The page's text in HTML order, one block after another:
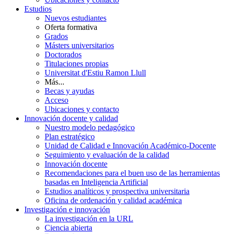
Estudios
Nuevos estudiantes
Oferta formativa
Grados
Másters universitarios
Doctorados
Titulaciones propias
Universitat d'Estiu Ramon Llull
Más...
Becas y ayudas
Acceso
Ubicaciones y contacto
Innovación docente y calidad
Nuestro modelo pedagógico
Plan estratégico
Unidad de Calidad e Innovación Académico-Docente
Seguimiento y evaluación de la calidad
Innovación docente
Recomendaciones para el buen uso de las herramientas
basadas en Inteligencia Artificial
Estudios analíticos y prospectiva universitaria
Oficina de ordenación y calidad académica
Investigación e innovación
La investigación en la URL
Ciencia abierta